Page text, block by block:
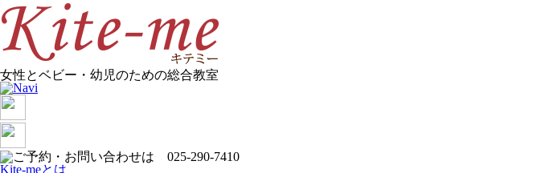
女性とベビー・幼児のための総合教室
Kite-meとは